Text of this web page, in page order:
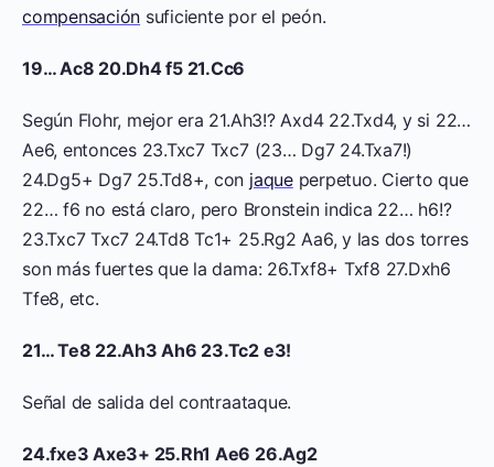
compensación suficiente por el peón.
19… Ac8 20.Dh4 f5 21.Cc6
Según Flohr, mejor era 21.Ah3!? Axd4 22.Txd4, y si 22…
Ae6, entonces 23.Txc7 Txc7 (23… Dg7 24.Txa7!)
24.Dg5+ Dg7 25.Td8+, con jaqueperpetuo. Cierto que
22… f6 no está claro, pero Bronstein indica 22… h6!?
23.Txc7 Txc7 24.Td8 Tc1+ 25.Rg2 Aa6, y las dos torres
son más fuertes que la dama: 26.Txf8+ Txf8 27.Dxh6
Tfe8, etc.
21… Te8 22.Ah3 Ah6 23.Tc2 e3!
Señal de salida del contraataque.
24.fxe3 Axe3+ 25.Rh1 Ae6 26.Ag2